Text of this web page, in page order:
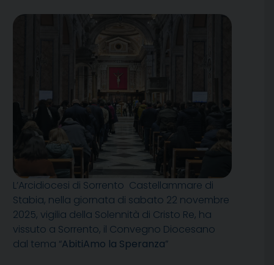
L’Arcidiocesi di Sorrento Castellammare di
Stabia, nella giornata di sabato 22 novembre
2025, vigilia della Solennità di Cristo Re, ha
vissuto a Sorrento, il Convegno Diocesano
dal tema “AbitiAmo la Speranza”